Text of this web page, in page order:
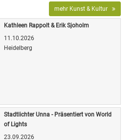
mehr Kunst & Kultur
Kathleen Rappolt & Erik Sjoholm
11.10.2026
Heidelberg
Stadtlichter Unna - Präsentiert von World
of Lights
23.09.2026